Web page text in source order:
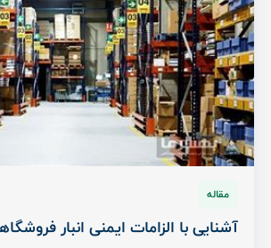
مقاله
آشنایی با الزامات ایمنی انبار